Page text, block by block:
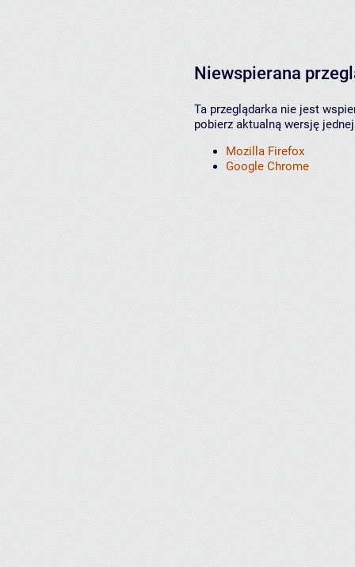
Niewspierana
Ta przeglądarka nie jest
pobierz aktualną wersję
Mozilla Firefox
Google Chrome